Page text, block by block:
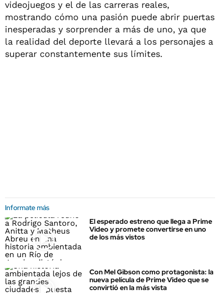
videojuegos y el de las carreras reales,
mostrando cómo una pasión puede abrir puertas
inesperadas y sorprender a más de uno, ya que
la realidad del deporte llevará a los personajes a
superar constantemente sus límites.
Informate más
El esperado estreno que llega a Prime
Video y promete convertirse en uno
de los más vistos
Con Mel Gibson como protagonista: la
nueva película de Prime Video que se
convirtió en la más vista